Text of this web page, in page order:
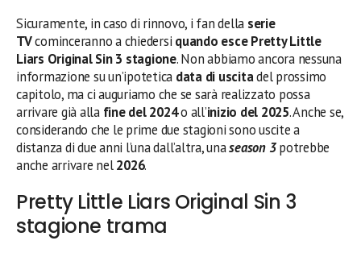
Sicuramente, in caso di rinnovo, i fan della serie
TVcominceranno a chiedersi quando esce Pretty Little
Liars Original Sin 3 stagione. Non abbiamo ancora nessuna
informazione su un’ipotetica data di uscitadel prossimo
capitolo, ma ci auguriamo che se sarà realizzato possa
arrivare già alla fine del 2024o all’inizio del 2025. Anche se,
considerando che le prime due stagioni sono uscite a
distanza di due anni l’una dall’altra, unaseason 3potrebbe
anche arrivare nel2026.
Pretty Little Liars Original Sin 3
stagione trama